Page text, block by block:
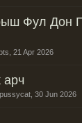
Фул Дон
21 Apr 2026
30 Jun 2026